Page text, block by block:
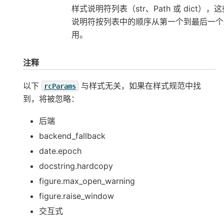
样式说明符列表（str、Path 或 dict），这
说明符按列表中的顺序从第一个到最后一
用。
注释
以下 rcParams
与样式无关，如果在样式规范中找
到，将被忽略：
后端
backend_fallback
date.epoch
docstring.hardcopy
figure.max_open_warning
figure.raise_window
交互式